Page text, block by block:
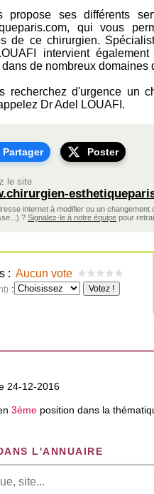
propose ses différents
qui vous
de ce chirurgien.
intervient
dans de nombreux domaines
recherchez d'urgence un
Dr Adel LOUAFI.
Partager Poster
le site
internet à modifier ou un
? Signalez-le à notre équipe pour
: Aucun vote
:
24-12-2016
3èmeposition dans la
L'ANNUAIRE